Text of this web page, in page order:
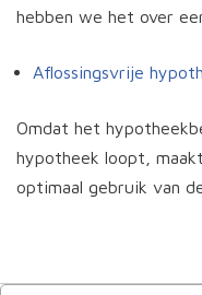
hebben we het over
Aflossingsvrije
Omdat het
hypotheek loopt,
optimaal gebruik van